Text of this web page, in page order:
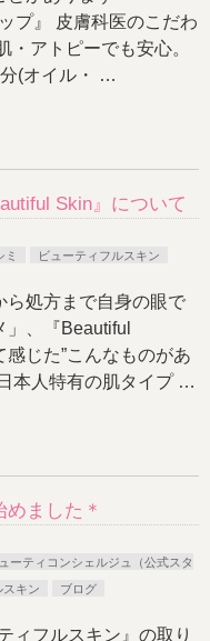
プ』 皮膚科医のこだわ
アトピーでも安心。
(オイル・ …
Skin』について
ミ ビューティフルスキン
ら処方まで自身の眼で
、『Beautiful
じた”こんなものがあ
本人特有の肌タイプ …
めました＊
ーティコンシェルジュ（公式スタ
スキン ブログ
ィフルスキン』の取り